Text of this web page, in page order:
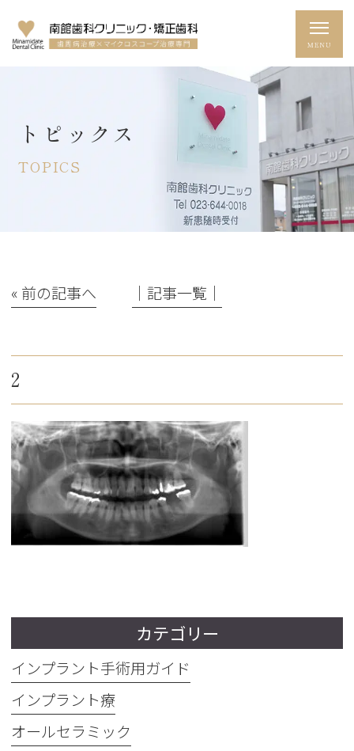
トピックス
TOPICS
« 前の記事へ │記事一覧│
2
カテゴリー
インプラント手術用ガイド
インプラント療
オールセラミック